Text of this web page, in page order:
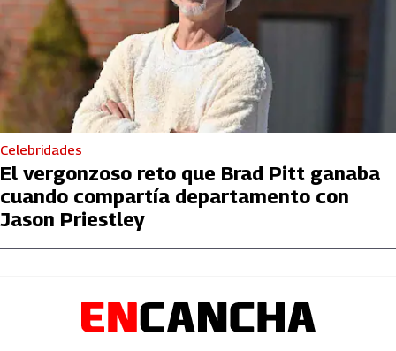
Celebridades
El vergonzoso reto que Brad Pitt ganaba
cuando compartía departamento con
Jason Priestley